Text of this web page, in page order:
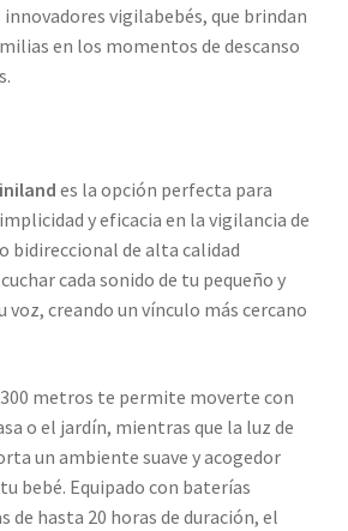
vigilabebés, que brindan
en los momentos de descanso
es la opción perfecta para
y eficacia en la vigilancia de
bidireccional de alta calidad
cada sonido de tu pequeño y
creando un vínculo más cercano
300 metros te permite moverte con
o el jardín, mientras que la luz de
un ambiente suave y acogedor
bebé. Equipado con baterías
de hasta 20 horas de duración, el